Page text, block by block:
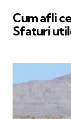
Cum afli
Sfaturi